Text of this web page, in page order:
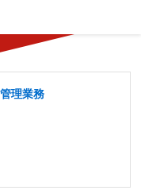
理業務